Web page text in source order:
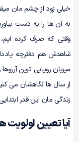
خیلی زود از چشم مان
به آن ها را به دست
وقتی که صرف کرده
شاهدش هم دفترچه
میزبان رویایی ترین
از سال ها نگاهشان می
زندگی مان این قدر
آیا تعیین